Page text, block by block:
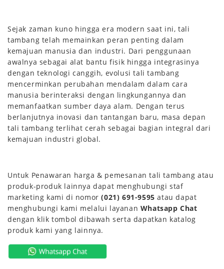
Sejak zaman kuno hingga era modern saat ini, tali
tambang telah memainkan peran penting dalam
kemajuan manusia dan industri. Dari penggunaan
awalnya sebagai alat bantu fisik hingga integrasinya
dengan teknologi canggih, evolusi tali tambang
mencerminkan perubahan mendalam dalam cara
manusia berinteraksi dengan lingkungannya dan
memanfaatkan sumber daya alam. Dengan terus
berlanjutnya inovasi dan tantangan baru, masa depan
tali tambang terlihat cerah sebagai bagian integral dari
kemajuan industri global.
Untuk Penawaran harga & pemesanan tali tambang atau
produk-produk lainnya dapat menghubungi staf
marketing kami di nomor(021) 691-9595 atau dapat
menghubungi kami melalui layanan Whatsapp Chat
dengan klik tombol dibawah serta dapatkan katalog
produk kami yang lainnya.